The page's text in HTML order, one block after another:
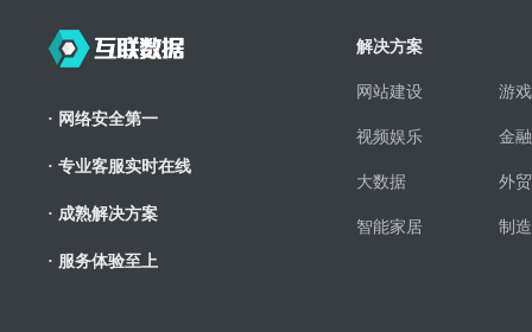
· 网络安全第一
· 专业客服实时在线
· 成熟解决方案
· 服务体验至上
解决方案
网站建设 游
视频娱乐 金
大数据 外
智能家居 制